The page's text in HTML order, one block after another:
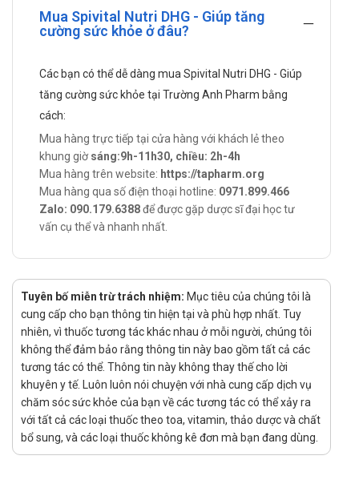
Đối tượng sử dụng
Người già yếu, người mới ốm dậy.
Người có sức đề kháng kém.
Cách dùng – liều dùng của Spivital Nutri
Cách dùng: Sản phẩm dùng đường uống.
Liều dùng:
Người lớn và trẻ em trên 12 tuổi:
Trong hai tuần đầu: Uống 4 viên x 2 lần/ngày.
Chống chỉ định của Spivital Nutri
Không dùng cho người mẫn cảm với bất kỳ thành phần
nào của sản phẩm.
Lưu ý khi sử dụng Spivital Nutri
Sản phẩm này không phải là thuốc và không có tác dụng
thay thế thuốc chữa bệnh.
Đọc kỹ hướng dẫn sử dụng trước khi dùng.
Mua Spivital Nutri DHG - Giúp tăng
cường sức khỏe ở đâu?
Các bạn có thể dễ dàng mua Spivital Nutri DHG - Giúp
tăng cường sức khỏe tại Trường Anh Pharm bằng
cách:
Mua hàng trực tiếp tại cửa hàng với khách lẻ theo
khung giờsáng:9h-11h30, chiều: 2h-4h
Mua hàng trên website: https://tapharm.org
Mua hàng qua số điện thoại hotline: 0971.899.466
Zalo: 090.179.6388để được gặp dược sĩ đại học tư
vấn cụ thể và nhanh nhất.
Tuyên bố miễn trừ trách nhiệm: Mục tiêu của chúng tôi là
cung cấp cho bạn thông tin hiện tại và phù hợp nhất. Tuy
nhiên, vì thuốc tương tác khác nhau ở mỗi người, chúng tôi
không thể đảm bảo rằng thông tin này bao gồm tất cả các
tương tác có thể. Thông tin này không thay thế cho lời
khuyên y tế. Luôn luôn nói chuyện với nhà cung cấp dịch vụ
chăm sóc sức khỏe của bạn về các tương tác có thể xảy ra
với tất cả các loại thuốc theo toa, vitamin, thảo dược và chất
bổ sung, và các loại thuốc không kê đơn mà bạn đang dùng.